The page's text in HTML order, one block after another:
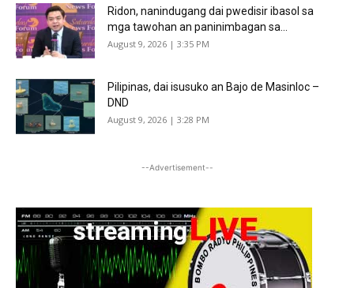
Ridon, nanindugang dai pwedisir ibasol sa
mga tawohan an paninimbagan sa...
August 9, 2026 | 3:35 PM
Pilipinas, dai isusuko an Bajo de Masinloc –
DND
August 9, 2026 | 3:28 PM
--Advertisement--